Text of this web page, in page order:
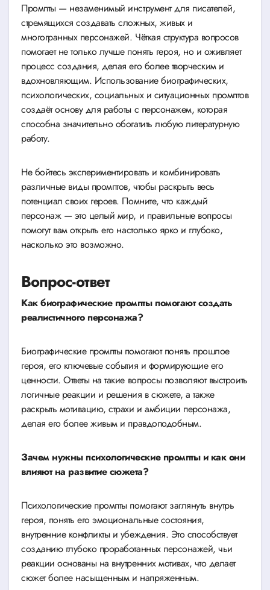
Промпты — незаменимый инструмент для писателей,
стремящихся создавать сложных, живых и
многогранных персонажей. Чёткая структура вопросов
помогает не только лучше понять героя, но и оживляет
процесс создания, делая его более творческим и
вдохновляющим. Использование биографических,
психологических, социальных и ситуационных промптов
создаёт основу для работы с персонажем, которая
способна значительно обогатить любую литературную
работу.
Не бойтесь экспериментировать и комбинировать
различные виды промптов, чтобы раскрыть весь
потенциал своих героев. Помните, что каждый
персонаж — это целый мир, и правильные вопросы
помогут вам открыть его настолько ярко и глубоко,
насколько это возможно.
Вопрос-ответ
Как биографические промпты помогают создать
реалистичного персонажа?
Биографические промпты помогают понять прошлое
героя, его ключевые события и формирующие его
ценности. Ответы на такие вопросы позволяют выстроить
логичные реакции и решения в сюжете, а также
раскрыть мотивацию, страхи и амбиции персонажа,
делая его более живым и правдоподобным.
Зачем нужны психологические промпты и как они
влияют на развитие сюжета?
Психологические промпты помогают заглянуть внутрь
героя, понять его эмоциональные состояния,
внутренние конфликты и убеждения. Это способствует
созданию глубоко проработанных персонажей, чьи
реакции основаны на внутренних мотивах, что делает
сюжет более насыщенным и напряженным.